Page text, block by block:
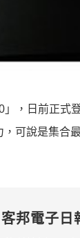
，日前正式
可說是集合
邦電子日